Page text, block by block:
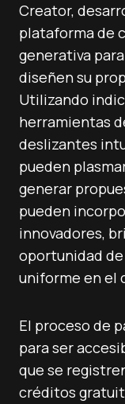
Creator,
plataforma de
generativa
diseñen su
Utilizando
herramientas
deslizantes
pueden
generar
pueden
innovadores,
oportunidad
uniforme en el
El proceso de
para ser
que se
créditos